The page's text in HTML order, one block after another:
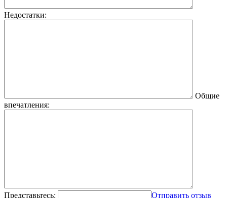
Недостатки:
Общие
впечатления:
Представьтесь: Отправить отзыв